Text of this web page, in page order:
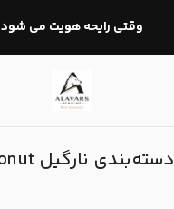
وقتی رایحه هویت می شود
دسته‌بندی نارگیل Coconut